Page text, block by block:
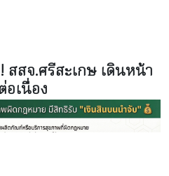
สสจ.ศรีสะเกษ เดินหน้า
อเนื่อง